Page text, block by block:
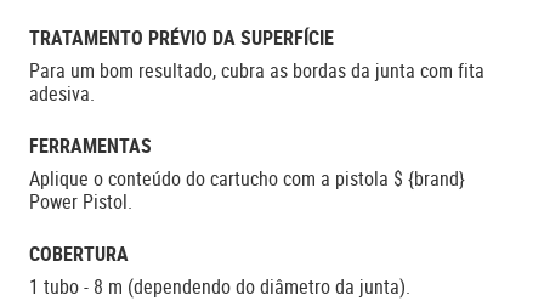
TRATAMENTO PRÉVIO DA SUPERFÍCIE
Para um bom resultado, cubra as bordas da junta com fita
adesiva.
FERRAMENTAS
Aplique o conteúdo do cartucho com a pistola $ {brand}
Power Pistol.
COBERTURA
1 tubo - 8 m (dependendo do diâmetro da junta).